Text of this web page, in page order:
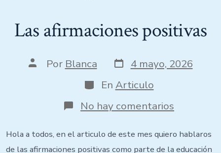
Las afirmaciones positivas
Por Blanca
4 mayo, 2026
En Articulo
No hay comentarios
Hola a todos, en el articulo de este mes quiero hablaros
de las afirmaciones positivas como parte de la educación